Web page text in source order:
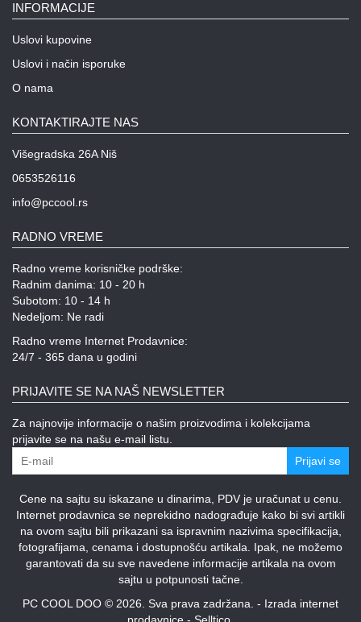
INFORMACIJE
Uslovi kupovine
Uslovi i način isporuke
O nama
KONTAKTIRAJTE NAS
Višegradska 26A Niš
0653526116
info@pccool.rs
RADNO VREME
Radno vreme korisničke podrške:
Radnim danima: 10 - 20 h
Subotom: 10 - 14 h
Nedeljom: Ne radi
Radno vreme Internet Prodavnice:
24/7 - 365 dana u godini
PRIJAVITE SE NA NAŠ NEWSLETTER
Za najnovije informacije o našim proizvodima i kolekcijama
prijavite se na našu e-mail listu.
Prijavi se
Cene na sajtu su iskazane u dinarima, PDV je uračunat u cenu.
Internet prodavnica se neprekidno nadograđuje kako bi svi artikli
na ovom sajtu bili prikazani sa ispravnim nazivima specifikacija,
fotografijama, cenama i dostupnošću artikala. Ipak, ne možemo
garantovati da su sve navedene informacije artikala na ovom
sajtu u potpunosti tačne.
PC COOL DOO © 2026. Sva prava zadržana. - Izrada internet